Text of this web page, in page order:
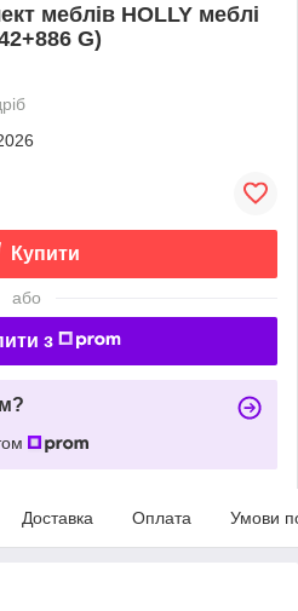
меблів HOLLY меблі
G)
Купити
або
з
Доставка Оплата Умови